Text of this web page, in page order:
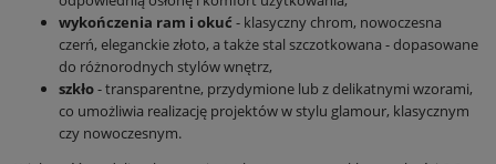
wykończenia ram i okuć - klasyczny chrom, nowoczesna
czerń, eleganckie złoto, a także stal szczotkowana - dopasowane
do różnorodnych stylów wnętrz,
szkło- transparentne, przydymione lub z delikatnymi wzorami,
co umożliwia realizację projektów w stylu glamour, klasycznym
czy nowoczesnym.